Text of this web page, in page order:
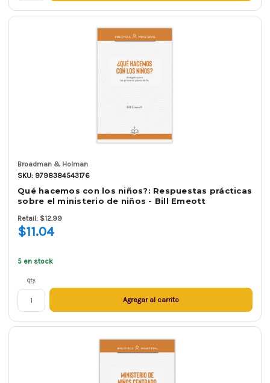
Broadman & Holman
SKU: 9798384543176
Qué hacemos con los niños?: Respuestas prácticas
sobre el ministerio de niños - Bill Emeott
Retail: $12.99
$11.04
5 en stock
Qty.
Agregar al carrito